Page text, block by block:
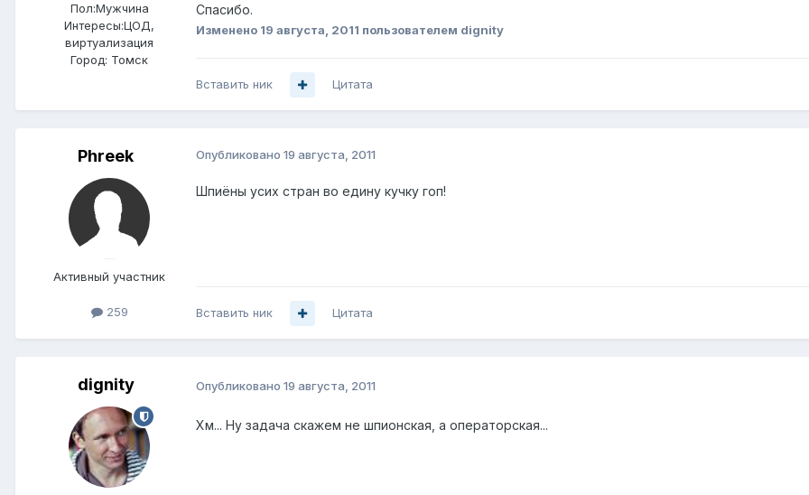
Пол:Мужчина
Интересы:ЦОД,
виртуализация
Город: Томск
Спасибо.
Изменено 19 августа, 2011 пользователем dignity
Вставить ник Цитата
Phreek
Активный участник
259
Опубликовано 19 августа, 2011
Шпиёны усих стран во едину кучку гоп!
Вставить ник Цитата
dignity Опубликовано 19 августа, 2011
Хм... Ну задача скажем не шпионская, а операторская...